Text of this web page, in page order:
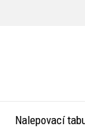
Nalepovací